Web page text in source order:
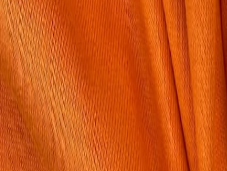
Иглы8товаров